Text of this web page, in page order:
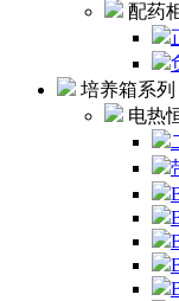
配药
培养箱系列
电热